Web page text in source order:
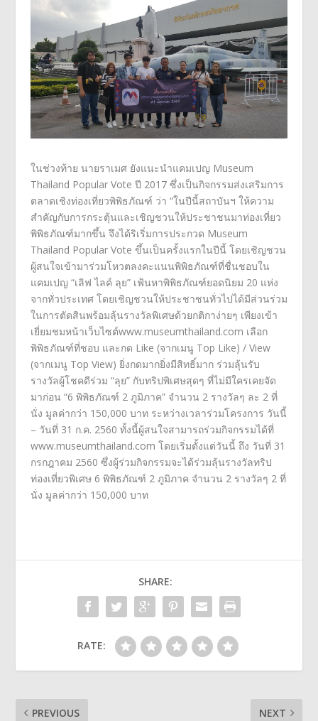
ในช่วงท้าย นายราเมศ ยังแนะนำแคมเปญ Museum
Thailand Popular Vote ปี 2017 ซึ่งเป็นกิจกรรมส่งเสริมการ
ตลาดเชิงท่องเที่ยวพิพิธภัณฑ์ ว่า “ในปีนี้สถาบันฯ ให้ความ
สำคัญกับการกระตุ้นและเชิญชวนให้ประชาชนมาท่องเที่ยว
พิพิธภัณฑ์มากขึ้น จึงได้ริเริ่มการประกวด Museum
Thailand Popular Vote ขึ้นเป็นครั้งแรกในปีนี้ โดยเชิญชวน
ผู้สนใจเข้ามาร่วมโหวตลงคะแนนพิพิธภัณฑ์ที่ชื่นชอบใน
แคมเปญ “เลิฟ ไลค์ ลุย” เฟ้นหาพิพิธภัณฑ์ยอดนิยม 20 แห่ง
จากทั่วประเทศ โดยเชิญชวนให้ประชาชนทั่วไปได้มีส่วนร่วม
ในการตัดสินพร้อมลุ้นรางวัลพิเศษด้วยกติกาง่ายๆ เพียงเข้า
เยี่ยมชมหน้าเว็บไซต์www.museumthailand.com เลือก
พิพิธภัณฑ์ที่ชอบ และกด Like (จากเมนู Top Like) / View
(จากเมนู Top View) ยิ่งกดมากยิ่งมีสิทธิ์มาก ร่วมลุ้นรับ
รางวัลผู้โชคดีร่วม “ลุย” กับทริปพิเศษสุดๆ ที่ไม่มีใครเคยจัด
มาก่อน “6 พิพิธภัณฑ์ 2 ภูมิภาค” จำนวน 2 รางวัลๆ ละ 2 ที่
นั่ง มูลค่ากว่า 150,000 บาท ระหว่างเวลาร่วมโครงการ วันนี้
– วันที่ 31 ก.ค. 2560 ทั้งนี้ผู้สนใจสามารถร่วมกิจกรรมได้ที่
www.museumthailand.com โดยเริ่มตั้งแต่วันนี้ ถึง วันที่ 31
กรกฎาคม 2560 ซึ่งผู้ร่วมกิจกรรมจะได้ร่วมลุ้นรางวัลทริป
ท่องเที่ยวพิเศษ 6 พิพิธภัณฑ์ 2 ภูมิภาค จำนวน 2 รางวัลๆ 2 ที่
นั่ง มูลค่ากว่า 150,000 บาท
SHARE:
RATE:
PREVIOUS NEXT